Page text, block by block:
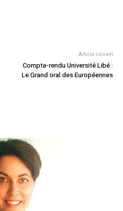
Article suivant
Compte-rendu Université Libé :
Le Grand oral des Européennes